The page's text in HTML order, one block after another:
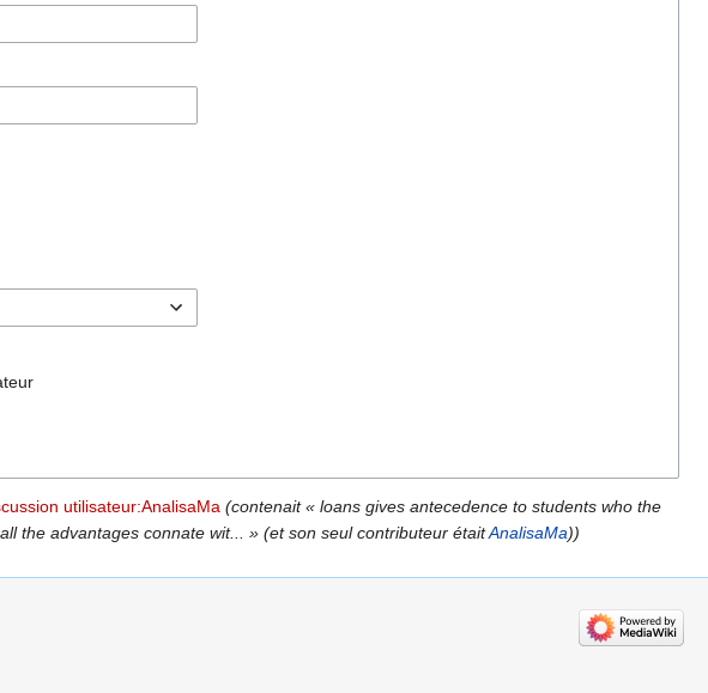
utilisateur:AnalisaMa (contenait « loans gives antecedence to students who the
the advantages connate wit... » (et son seul contributeur étaitAnalisaMa))